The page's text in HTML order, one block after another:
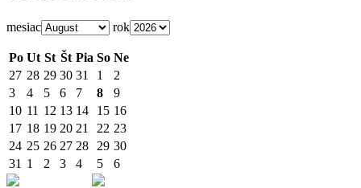
mesiac rok
Po Ut St Št Pia So Ne
27 28 29 30 31 1
2
3
4 5 6 7 8
9
10 11 12 13 14 15 16
17 18 19 20 21 22 23
24 25 26 27 28 29 30
31 1 2 3 4 5 6